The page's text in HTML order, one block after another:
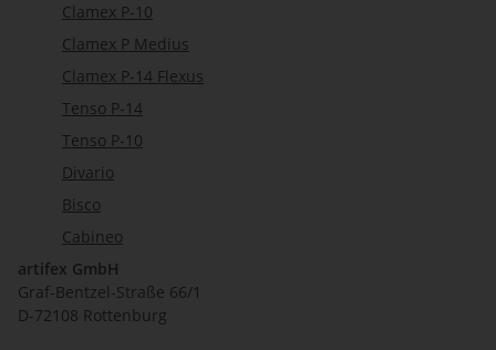
Clamex P-10
Clamex P Medius
Clamex P-14 Flexus
Tenso P-14
Tenso P-10
Divario
Bisco
Cabineo
artifex GmbH
Graf-Bentzel-Straße 66/1
D-72108 Rottenburg